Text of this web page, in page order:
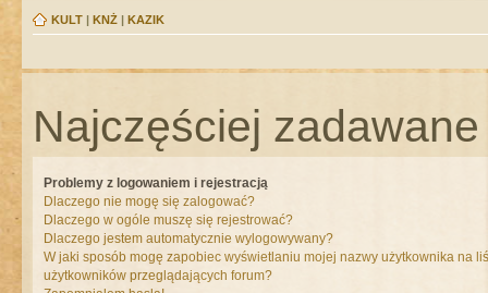
KULT | KNŻ | KAZIK
Najczęściej
Problemy z logowaniem i rejestracją
Dlaczego nie mogę się zalogować?
Dlaczego w ogóle muszę się rejestrować?
Dlaczego jestem automatycznie wylogowywany?
W jaki sposób mogę zapobiec wyświetlaniu mojej nazwy użytkownika na
użytkowników przeglądających forum?